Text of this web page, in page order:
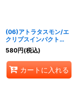
(06)アトラタスモン/エ
クリプスインパクト
【SR】{ST23-09}
《多》
580円(税込)
カートに入れる